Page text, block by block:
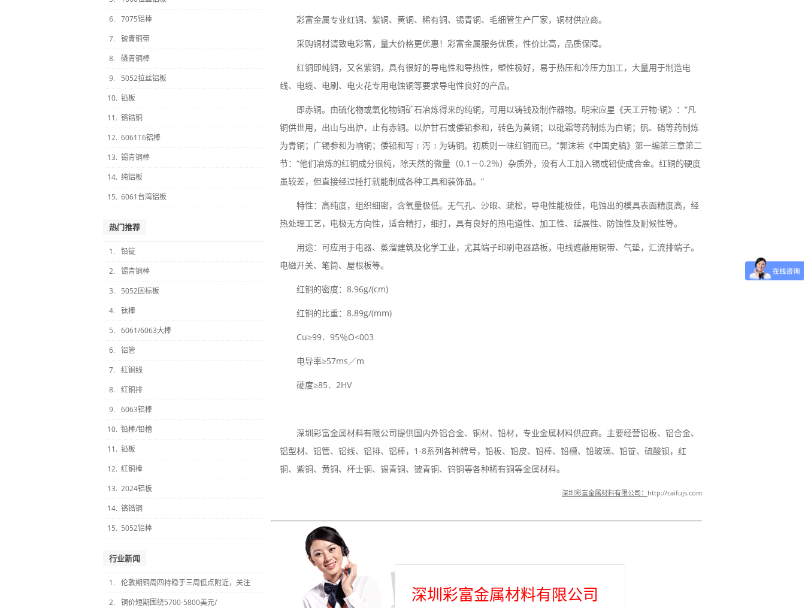
6. 7075铝棒
7. 铍青铜带
8. 磷青铜棒
9.
5052拉丝铝板
10. 铅板
11. 铬锆铜
12. 6061T6铝棒
13. 锡青铜棒
14. 纯铝板
15. 6061台湾铝板
热门推荐
1. 铅锭
2. 锡青铜棒
3.
5052国标板
4. 钛棒
5. 6061/6063大棒
6. 铝管
7. 红铜线
8. 红铜排
9. 6063铝棒
10. 铅棒/铅槽
11. 铅板
12. 红铜棒
13. 2024铝板
14. 铬锆铜
15. 5052铝棒
行业新闻
1. 伦敦期铜周四持稳于三周低点附近，关注
2. 铜价短期围绕5700-5800美元/
彩富金属专业红铜、紫铜、黄铜、稀有铜、锡青铜、毛细管生产厂家，铜材供应商。
采购铜材请致电彩富，量大价格更优惠！彩富金属服务优质，性价比高，品质保障。
红铜即纯铜，又名紫铜，具有很好的导电性和导热性，塑性极好，易于热压和冷压力加工，大量用于制造电
线、电缆、电刷、电火花专用电蚀铜等要求导电性良好的产品。
即赤铜。由硫化物或氧化物铜矿石冶炼得来的纯铜，可用以铸钱及制作器物。明宋应星《天工开物·铜》：“凡
铜供世用，出山与出炉，止有赤铜。以炉甘石或倭铅参和，转色为黄铜；以砒霜等药制炼为白铜；矾、硝等药制炼
为青铜；广锡参和为响铜；倭铅和写﹝泻﹞为铸铜。初质则一味红铜而已。”郭沫若《中国史稿》第一编第三章第二
节：“他们冶炼的红铜成分很纯，除天然的微量（0.1－0.2％）杂质外，没有人工加入锡或铅使成合金。红铜的硬度
虽较差，但直接经过捶打就能制成各种工具和装饰品。”
特性：高纯度，组织细密，含氧量极低。无气孔、沙眼、疏松，导电性能极佳，电蚀出的模具表面精度高，经
热处理工艺，电极无方向性，适合精打，细打，具有良好的热电道性、加工性、延展性、防蚀性及耐候性等。
用途：可应用于电器、蒸溜建筑及化学工业，尤其端子印刷电器路板，电线遮蔽用铜带、气垫，汇流排端子。
电磁开关、笔筒、屋根板等。
红铜的密度：8.96g/(cm)
红铜的比重：8.89g/(mm)
Cu≥99．95％O<003
电导率≥57ms／m
硬度≥85．2HV
深圳彩富金属材料有限公司提供国内外铝合金、铜材、铅材，专业金属材料供应商。主要经营铝板、铝合金、
铝型材、铝管、铝线、铝排、铝棒，1-8系列各种牌号，铅板、铅皮、铅棒、铅槽、铅玻璃、铅锭、硫酸钡，红
铜、紫铜、黄铜、杯士铜、锡青铜、铍青铜、钨铜等各种稀有铜等金属材料。
深圳彩富金属材料有限公司： http://caifujs.com
深圳彩富金属材料有限公司